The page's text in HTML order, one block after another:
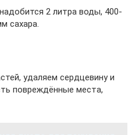
2 литра воды, 400-
сахара.
удаляем сердцевину и
повреждённые места,